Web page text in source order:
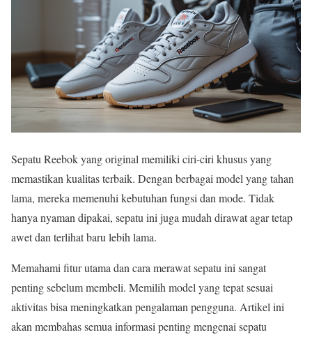
Sepatu Reebok yang original memiliki ciri-ciri khusus yang
memastikan kualitas terbaik. Dengan berbagai model yang tahan
lama, mereka memenuhi kebutuhan fungsi dan mode. Tidak
hanya nyaman dipakai, sepatu ini juga mudah dirawat agar tetap
awet dan terlihat baru lebih lama.
Memahami fitur utama dan cara merawat sepatu ini sangat
penting sebelum membeli. Memilih model yang tepat sesuai
aktivitas bisa meningkatkan pengalaman pengguna. Artikel ini
akan membahas semua informasi penting mengenai sepatu